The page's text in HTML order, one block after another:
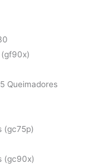
(gf90x)
Queimadores
(gc75p)
(gc90x)